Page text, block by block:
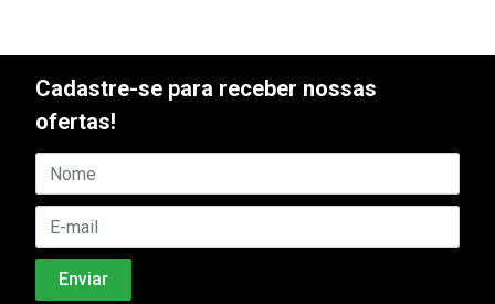
Cadastre-se para receber nossas
ofertas!